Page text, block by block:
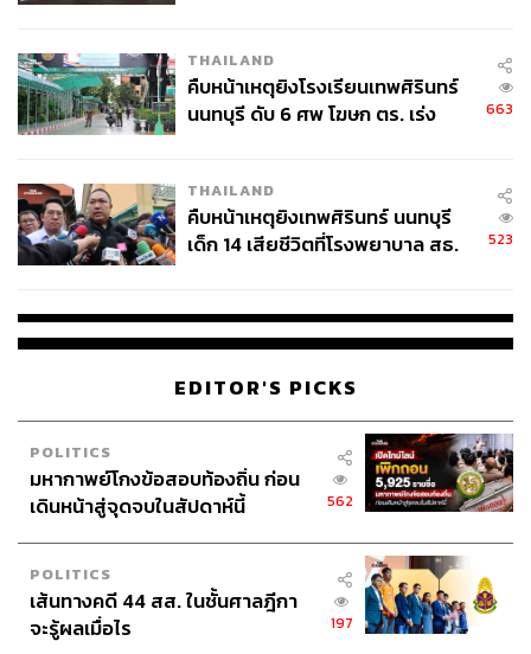
THAILAND
คืบหน้าเหตุยิงโรงเรียนเทพศิรินทร์
นนทบุรี ดับ 6 ศพ โฆษก ตร. เร่ง
663
THAILAND
คืบหน้าเหตุยิงเทพศิรินทร์ นนทบุรี
เด็ก 14 เสียชีวิตที่โรงพยาบาล สธ.
523
EDITOR'S PICKS
POLITICS
มหากาพย์โกงข้อสอบท้องถิ่น ก่อน
เดินหน้าสู่จุดจบในสัปดาห์นี้
562
POLITICS
เส้นทางคดี 44 สส. ในชั้นศาลฎีกา
จะรู้ผลเมื่อไร
197